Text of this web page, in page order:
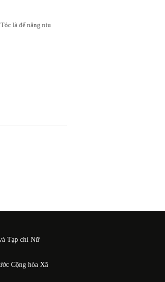
là để nâng niu
Tạp chí Nữ
Cộng hòa Xã